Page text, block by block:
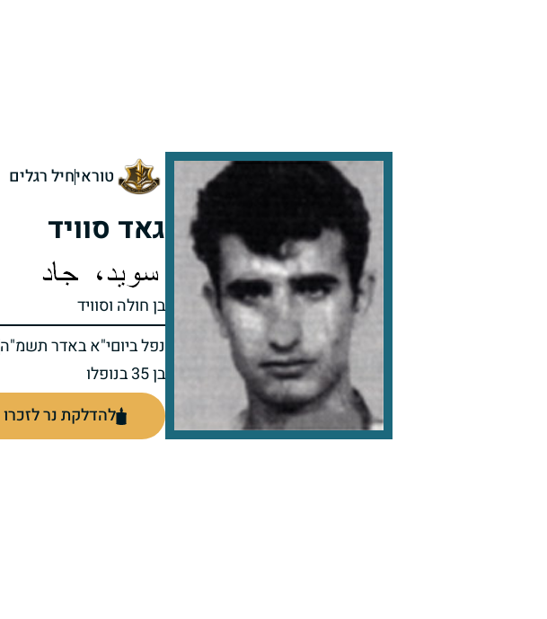
טוראיחיל רגלים
גאד סוויד
בן חולה וסוויד
נפל ביוםי"א באדר תשמ"ה
בן 35 בנופלו
להדלקת נר לזכרו